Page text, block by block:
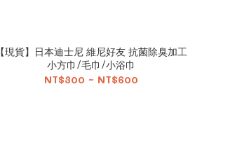
【現貨】日本迪士尼 維尼好友 抗菌除臭加工
小方巾/毛巾/小浴巾
NT$300 ~ NT$600